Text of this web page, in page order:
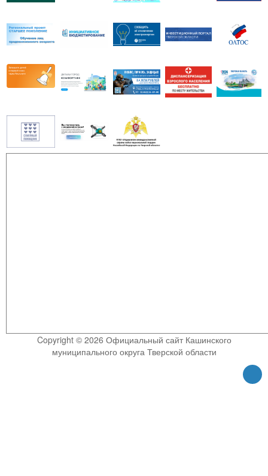
Copyright © 2026 Официальный сайт Кашинского
муниципального округа Тверской области